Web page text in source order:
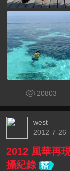
20803
west
2012-7-26
2012 風華再
攝紀錄